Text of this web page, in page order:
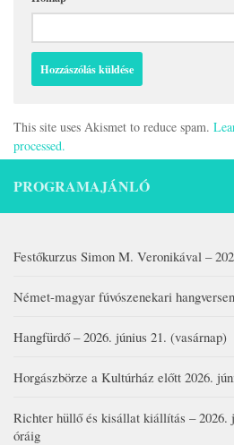
This site uses Akismet to reduce spam.
processed.
PROGRAMAJÁNLÓ
Festőkurzus Simon M. Veronikával –
Német-magyar fúvószenekari
Hangfürdő – 2026. június 21. (vasárnap)
Horgászbörze a Kultúrház előtt 2026.
Richter hüllő és kisállat kiállítás – 2026.
óráig